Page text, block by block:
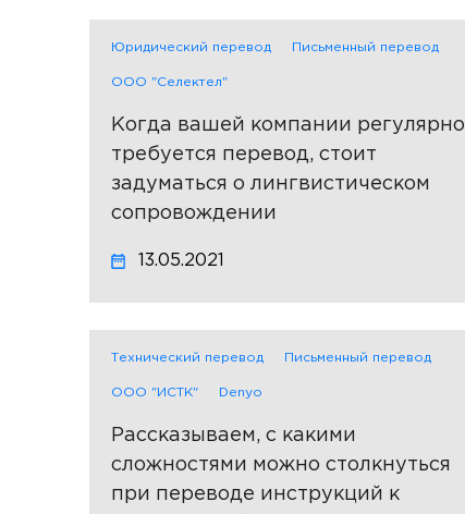
Юридический перевод Письменный перевод
ООО "Селектел"
Когда вашей компании регулярно
требуется перевод, стоит
задуматься о лингвистическом
сопровождении
13.05.2021
Технический перевод Письменный перевод
ООО "ИСТК" Denyo
Рассказываем, с какими
сложностями можно столкнуться
при переводе инструкций к